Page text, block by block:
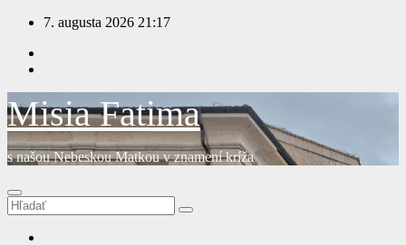
Prejsť
obsah
7. augusta 2026 21:17
Misia Fatima
s našou Nebeskou Matkou v znamení kríža